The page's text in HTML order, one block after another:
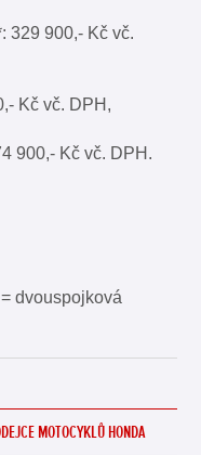
329 900,- Kč vč.
Kč vč. DPH,
900,- Kč vč. DPH.
dvouspojková
MOTOCYKLŮ HONDA